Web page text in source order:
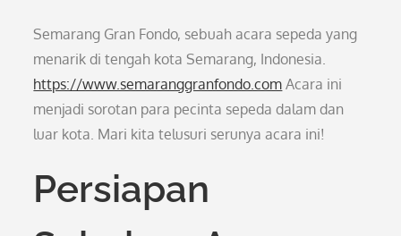
Semarang Gran Fondo, sebuah acara sepeda yang
menarik di tengah kota Semarang, Indonesia.
https://www.semaranggranfondo.com Acara ini
menjadi sorotan para pecinta sepeda dalam dan
luar kota. Mari kita telusuri serunya acara ini!
Persiapan